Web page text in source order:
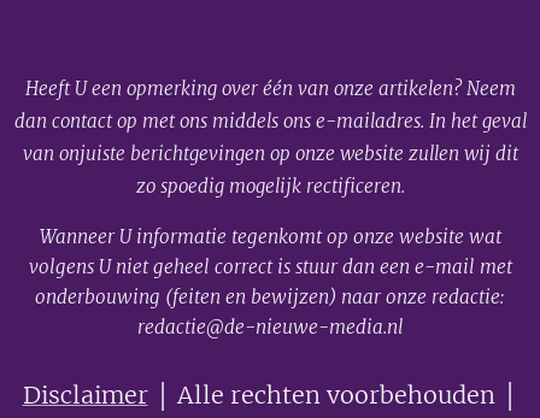
Heeft U een opmerking over één van onze artikelen? Neem
dan contact op met ons middels ons e-mailadres. In het geval
van onjuiste berichtgevingen op onze website zullen wij dit
zo spoedig mogelijk rectificeren.
Wanneer U informatie tegenkomt op onze website wat
volgens U niet geheel correct is stuur dan een e-mail met
onderbouwing (feiten en bewijzen) naar onze redactie:
redactie@de-nieuwe-media.nl
Disclaimer│ Alle rechten voorbehouden │